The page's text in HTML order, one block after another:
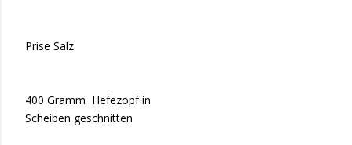
Prise Salz
400 Gramm Hefezopf in
Scheiben geschnitten